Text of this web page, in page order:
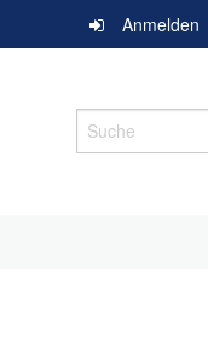
Anmelden
Suche